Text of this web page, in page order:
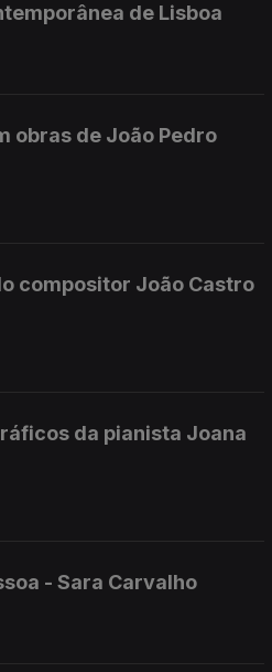
de Lisboa
obras de João Pedro
compositor João Castro
da pianista Joana
- Sara Carvalho